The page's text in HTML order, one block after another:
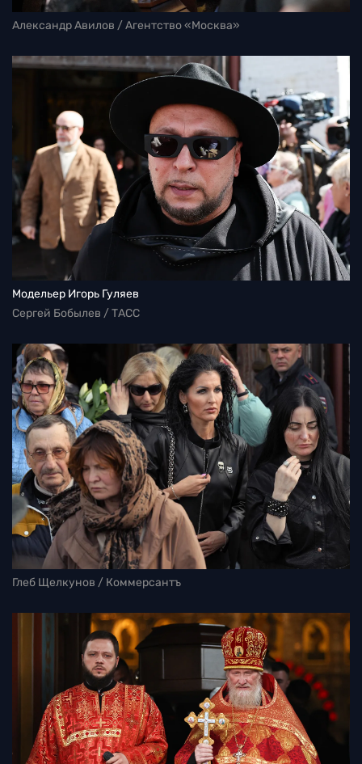
Александр Авилов / Агентство «Москва»
Модельер Игорь Гуляев
Сергей Бобылев / ТАСС
Глеб Щелкунов / Коммерсантъ